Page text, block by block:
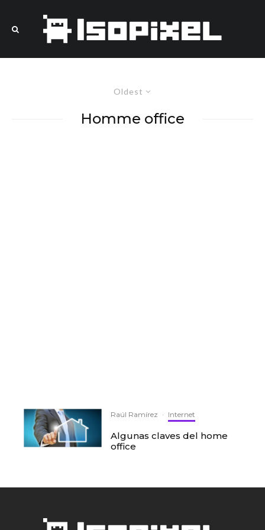
Oldest
Homme office
Raúl Ramírez · Internet
Algunas claves del home
office